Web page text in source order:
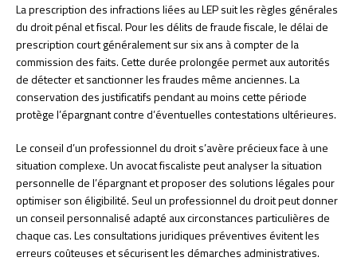
La prescription des infractions liées au LEP suit les règles générales
du droit pénal et fiscal. Pour les délits de fraude fiscale, le délai de
prescription court généralement sur six ans à compter de la
commission des faits. Cette durée prolongée permet aux autorités
de détecter et sanctionner les fraudes même anciennes. La
conservation des justificatifs pendant au moins cette période
protège l’épargnant contre d’éventuelles contestations ultérieures.
Le conseil d’un professionnel du droit s’avère précieux face à une
situation complexe. Un avocat fiscaliste peut analyser la situation
personnelle de l’épargnant et proposer des solutions légales pour
optimiser son éligibilité. Seul un professionnel du droit peut donner
un conseil personnalisé adapté aux circonstances particulières de
chaque cas. Les consultations juridiques préventives évitent les
erreurs coûteuses et sécurisent les démarches administratives.